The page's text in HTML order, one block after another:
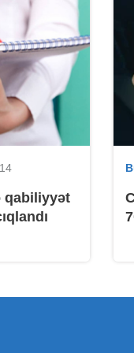
qabiliyyət